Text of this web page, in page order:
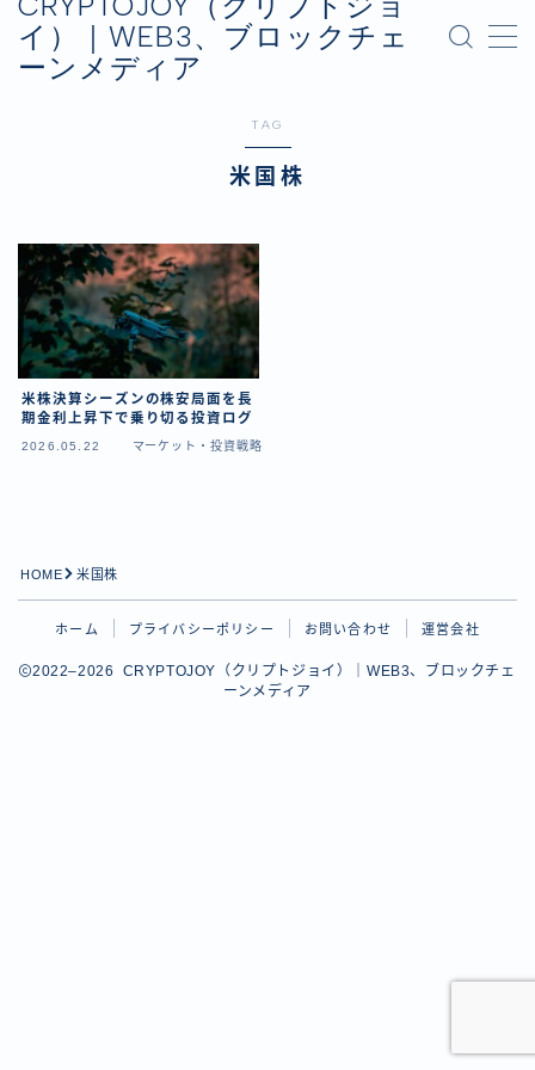
イ）｜WEB3、ブロックチェ
ーンメディア
MENU
TAG
米国株
米株決算シーズンの株安局面を長
期金利上昇下で乗り切る投資ログ
2026.05.22 マーケット・投資戦略
HOME 米国株
ホーム プライバシーポリシー お問い合わせ 運営会社
2022–2026 CRYPTOJOY（クリプトジョイ）｜WEB3、ブロックチェ
ーンメディア